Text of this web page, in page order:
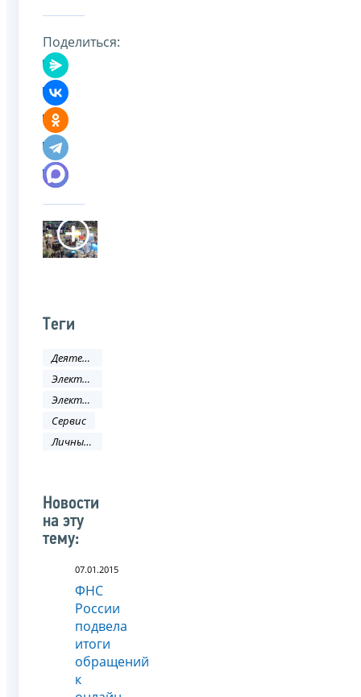
Поделиться:
Теги
Деятельность ФНС
Электронные услуги
Электронные сервисы
Сервис
Личный кабинет
Новости
на эту
тему:
07.01.2015
ФНС
России
подвела
итоги
обращений
к